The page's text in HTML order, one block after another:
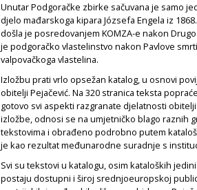
Unutar Podgoračke zbirke sačuvana je samo
djelo mađarskoga kipara Józsefa Engela iz
došla je posredovanjem KOMZA-e nakon
je podgoračko vlastelinstvo nakon Pavlove
valpovačkoga vlastelina.
Izložbu prati vrlo opsežan katalog, u osnovi
obitelji Pejačević. Na 320 stranica teksta
gotovo svi aspekti razgranate djelatnosti
izložbe, odnosi se na umjetničko blago raznih
tekstovima i obrađeno podrobno putem
je kao rezultat međunarodne suradnje s
Svi su tekstovi u katalogu, osim kataloških
postaju dostupni i široj srednjoeuropskoj